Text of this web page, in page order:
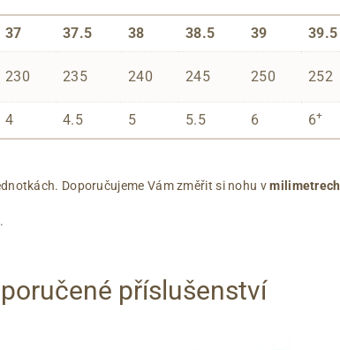
37 37.5 38 38.5 39 39.5
230 235 240 245 250 252
4 4.5 5 5.5 6 6+
Doporučujeme Vám změřit si nohu vmilimetrech
.
příslušenství